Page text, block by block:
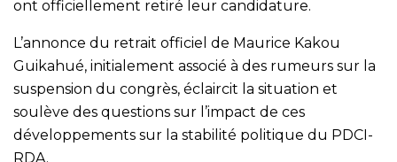
ont officiellement retiré leur candidature.
L’annonce du retrait officiel de Maurice Kakou
Guikahué, initialement associé à des rumeurs sur la
suspension du congrès, éclaircit la situation et
soulève des questions sur l’impact de ces
développements sur la stabilité politique du PDCI-
RDA.